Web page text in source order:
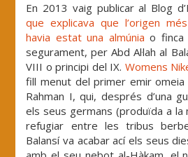
En 2013 vaig publicar al Blog
que explicava que l’origen
havia estat una almúnia o finca
segurament, per Abd Al·lah al
VIII o principi del IX. Womens
fill menut del primer emir omeia
Rahman I, qui, després d’una
els seus germans (produïda a
refugiar entre les tribus
Balansí va acabar ací els seus